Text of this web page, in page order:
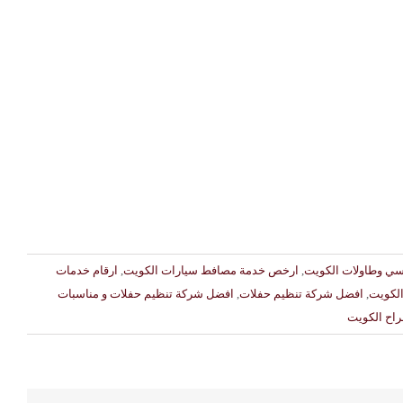
وطاولات الكويت, ارخص خدمة مصافط سيارات الكويت, ارقام خدمات
, افضل شركة تنظيم حفلات, افضل شركة تنظيم حفلات و مناسبات
الكويت